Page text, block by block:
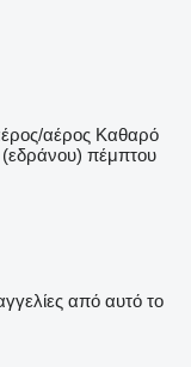
αέρος Καθαρό
πέμπτου
από αυτό το